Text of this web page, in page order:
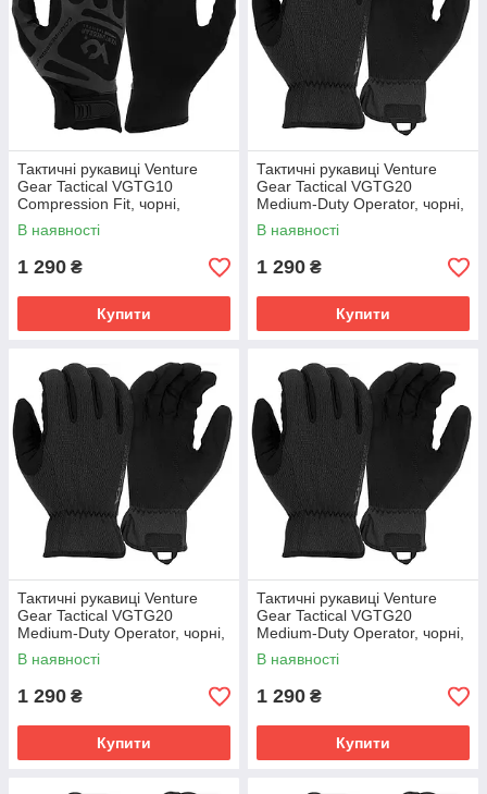
Тактичні рукавиці Venture
Gear Tactical VGTG10
Compression Fit, чорні,
розмір XL (10)
В наявності
1 290 ₴
Купити
Тактичні рукавиці Venture
Gear Tactical VGTG20
Medium-Duty Operator, чорні,
розмір L (9)
В наявності
1 290 ₴
Купити
Тактичні рукавиці Venture
Gear Tactical VGTG20
Medium-Duty Operator, чорні,
розмір M (8)
В наявності
1 290 ₴
Купити
Тактичні рукавиці Venture
Gear Tactical VGTG20
Medium-Duty Operator, чорні,
розмір S (7)
В наявності
1 290 ₴
Купити